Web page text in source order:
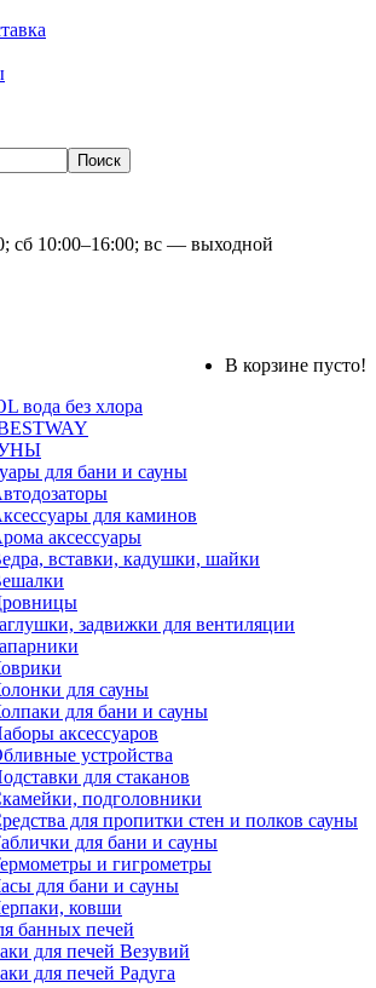
сб 10:00–16:00; вс — выходной
В корзине пусто!
вода без хлора
для бани и сауны
для каминов
аксессуары
вставки, кадушки, шайки
задвижки для вентиляции
для сауны
для бани и сауны
аксессуаров
устройства
для стаканов
подголовники
для пропитки стен и полков сауны
для бани и сауны
и гигрометры
для бани и сауны
ковши
банных печей
для печей Везувий
для печей Радуга